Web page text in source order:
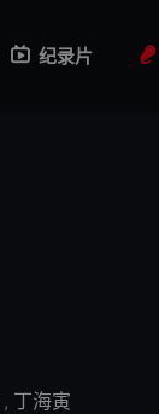
纪录片
, 丁海寅